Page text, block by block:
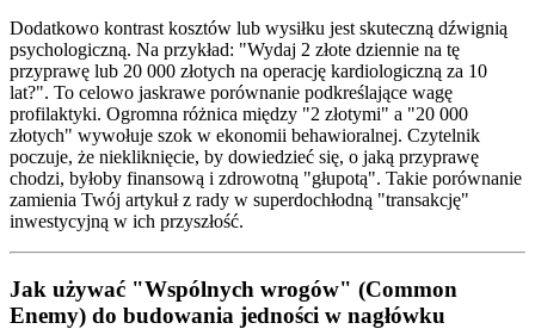
Dodatkowo kontrast kosztów lub wysiłku jest skuteczną dźwignią
psychologiczną. Na przykład: "Wydaj 2 złote dziennie na tę
przyprawę lub 20 000 złotych na operację kardiologiczną za 10
lat?". To celowo jaskrawe porównanie podkreślające wagę
profilaktyki. Ogromna różnica między "2 złotymi" a "20 000
złotych" wywołuje szok w ekonomii behawioralnej. Czytelnik
poczuje, że niekliknięcie, by dowiedzieć się, o jaką przyprawę
chodzi, byłoby finansową i zdrowotną "głupotą". Takie porównanie
zamienia Twój artykuł z rady w superdochłodną "transakcję"
inwestycyjną w ich przyszłość.
Jak używać "Wspólnych wrogów" (Common
Enemy) do budowania jedności w nagłówku